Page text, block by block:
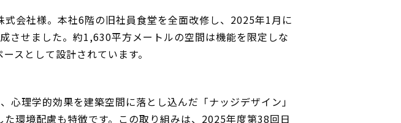
会社様。本社6階の旧社員食堂を全面改修し、2025年1月に
させました。約1,630平方メートルの空間は機能を限定しな
スとして設計されています。
理学的効果を建築空間に落とし込んだ「ナッジデザイン」
環境配慮も特徴です。この取り組みは、2025年度第38回日